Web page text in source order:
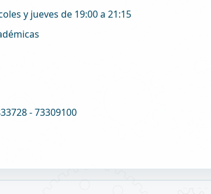
y jueves de 19:00 a 21:15
- 73309100